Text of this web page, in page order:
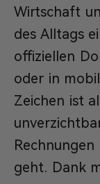
Wirtschaft
des Alltags
offiziellen
oder in
Zeichen ist
geht. Dank